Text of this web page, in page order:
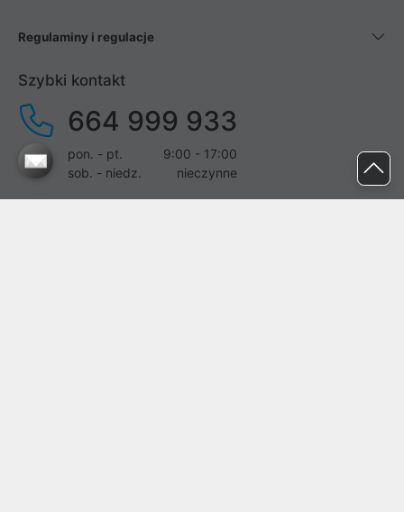
Regulaminy i regulacje
Szybki kontakt
664 999 933
pon. - pt.
9:00 - 17:00
sob. - niedz.
nieczynne